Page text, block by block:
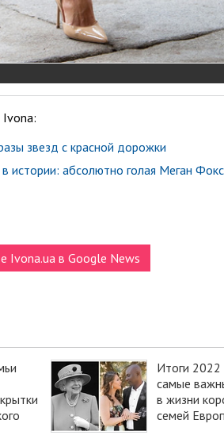
Ivona:
звезд с красной дорожки
истории: абсолютно голая Меган
Ivona.ua в Google News
Итоги 2022
самые
в жизни
семей